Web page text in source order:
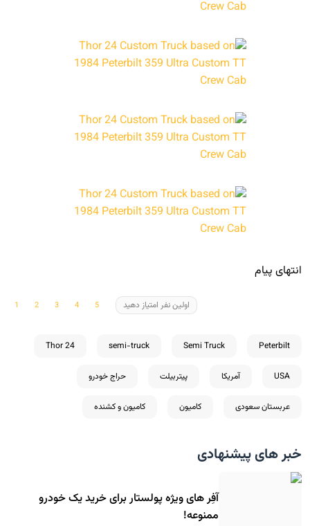
انتهای پیام
اولین نفر امتیاز دهید
Peterbilt
Semi Truck
semi-truck
Thor 24
USA آمریکا پیتربیلت حراج خودرو
عربستان سعودی کامیون کامیون و کشنده
خبر های پیشنهادی
آفِر های ویژه پولستار برای خرید یک خودرو
ممنوعه!